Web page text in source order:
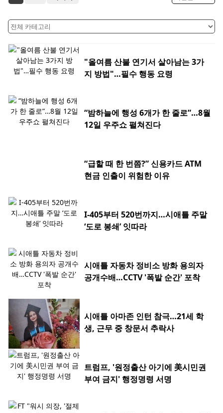
"올여름 산불 연기서 살아남는 3가
지 방법"…필수 행동 요령
“밤하늘에 행성 6개가 한 줄로”…8월
12일 우주쇼 펼쳐진다
“급할 때 한 번쯤?” 신용카드 ATM
현금 인출이 위험한 이유
I-405부터 520번까지…시애틀 주말
‘도로 봉쇄’ 잇따라
시애틀 자동차 정비소 방화 용의자
공개수배…CCTV '폭발 순간' 포착
시애틀 아마존 인턴 참극…21세 학
생, 근무 중 창문서 추락사
트럼프, '원정출산 아기에 美시민권
부여 금지' 행정명령 서명